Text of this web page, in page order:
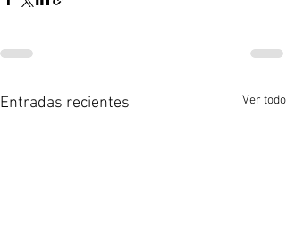
Entradas recientes Ver todo